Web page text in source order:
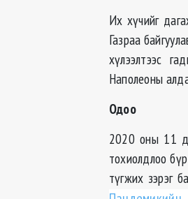
Их хүчийг
Газраа
хүлээлтээс
Наполеоны
Одоо
2020 оны 11
тохиолдлоо
түгжих зэрэг